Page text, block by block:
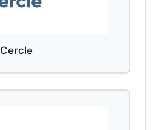
Cercle